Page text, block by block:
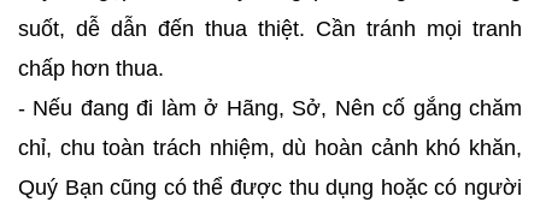
suốt, dễ dẫn đến thua thiệt. Cần tránh mọi tranh
chấp hơn thua.
- Nếu đang đi làm ở Hãng, Sở, Nên cố gắng chăm
chỉ, chu toàn trách nhiệm, dù hoàn cảnh khó khăn,
Quý Bạn cũng có thể được thu dụng hoặc có người